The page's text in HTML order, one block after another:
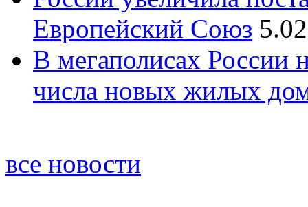
Европейский Союз
В мегаполисах России
числа новых жилых
все новости